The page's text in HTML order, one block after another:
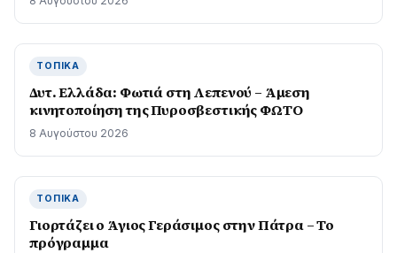
ΤΟΠΙΚΆ
Δυτ. Ελλάδα: Φωτιά στη Λεπενού – Άμεση
κινητοποίηση της Πυροσβεστικής ΦΩΤΟ
8 Αυγούστου 2026
ΤΟΠΙΚΆ
Γιορτάζει ο Άγιος Γεράσιμος στην Πάτρα – Το
πρόγραμμα